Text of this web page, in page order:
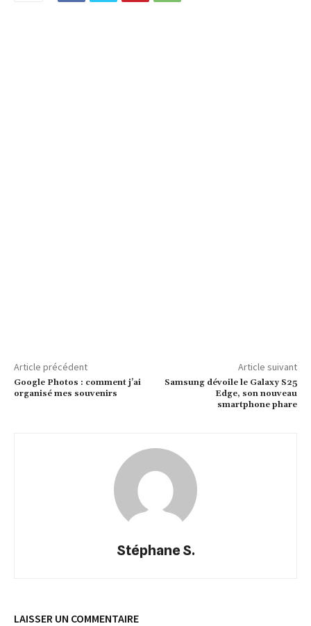
Article précédent
Google Photos : comment j’ai
organisé mes souvenirs
Article suivant
Samsung dévoile le Galaxy S25
Edge, son nouveau
smartphone phare
Stéphane S.
LAISSER UN COMMENTAIRE